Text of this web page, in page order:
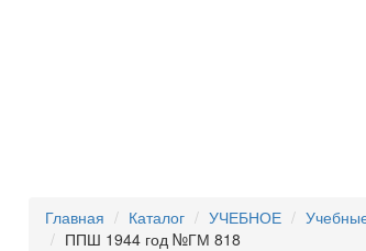
Главная Каталог УЧЕБНОЕ
ППШ 1944 год №ГМ 818